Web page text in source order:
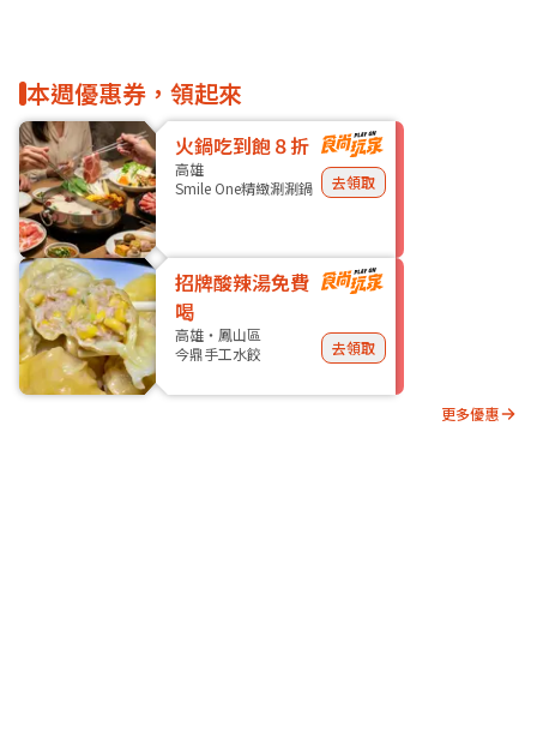
本週優惠券，領起來
火鍋吃到飽８折
高雄
Smile One精緻涮涮鍋
去領取
招牌酸辣湯免費
喝
高雄・鳳山區
今鼎手工水餃
去領取
更多優惠